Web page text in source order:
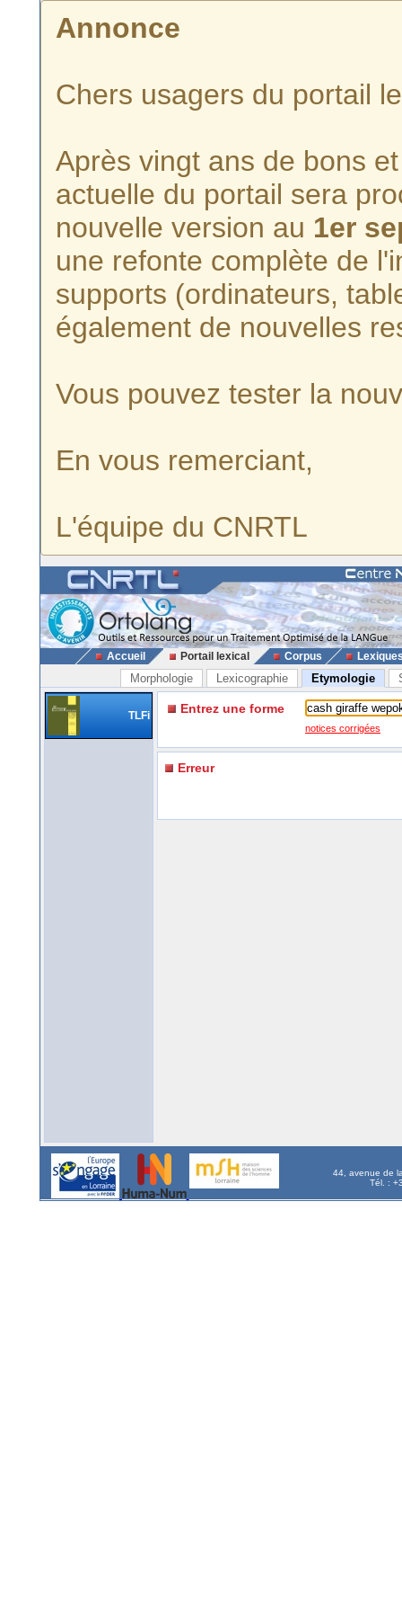
Annonce
Chers usagers du portail
Après vingt ans de bons
actuelle du portail sera
nouvelle version au 1er
une refonte complète de
supports (ordinateurs,
également de nouvelles
Vous pouvez tester la
En vous remerciant,
L'équipe du CNRTL
Accueil Portail lexical Corpus
Morphologie Lexicographie Etymologie
TLFi Entrez une forme
notices corrigées
Erreur
44, avenue de
Tél. :